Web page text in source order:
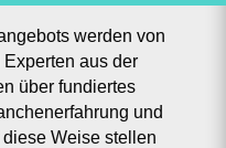
werden von
aus der
über fundiertes
und
Weise stellen